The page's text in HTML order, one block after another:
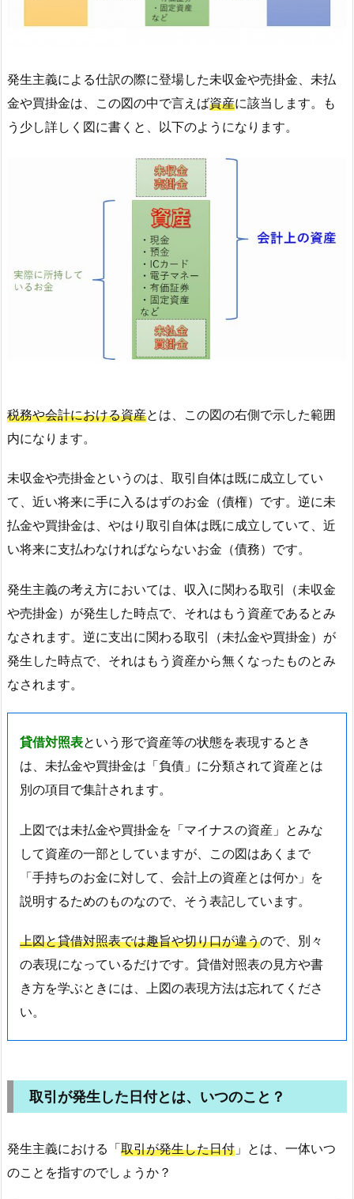
発生主義による仕訳の際に登場した未収金や売掛金、未払
金や買掛金は、この図の中で言えば資産に該当します。も
う少し詳しく図に書くと、以下のようになります。
税務や会計における資産とは、この図の右側で示した範囲
内になります。
未収金や売掛金というのは、取引自体は既に成立してい
て、近い将来に手に入るはずのお金（債権）です。逆に未
払金や買掛金は、やはり取引自体は既に成立していて、近
い将来に支払わなければならないお金（債務）です。
発生主義の考え方においては、収入に関わる取引（未収金
や売掛金）が発生した時点で、それはもう資産であるとみ
なされます。逆に支出に関わる取引（未払金や買掛金）が
発生した時点で、それはもう資産から無くなったものとみ
なされます。
貸借対照表という形で資産等の状態を表現するとき
は、未払金や買掛金は「負債」に分類されて資産とは
別の項目で集計されます。
上図では未払金や買掛金を「マイナスの資産」とみな
して資産の一部としていますが、この図はあくまで
「手持ちのお金に対して、会計上の資産とは何か」を
説明するためのものなので、そう表記しています。
上図と貸借対照表では趣旨や切り口が違うので、別々
の表現になっているだけです。貸借対照表の見方や書
き方を学ぶときには、上図の表現方法は忘れてくださ
い。
取引が発生した日付とは、いつのこと？
発生主義における「取引が発生した日付 」とは、一体いつ
のことを指すのでしょうか？